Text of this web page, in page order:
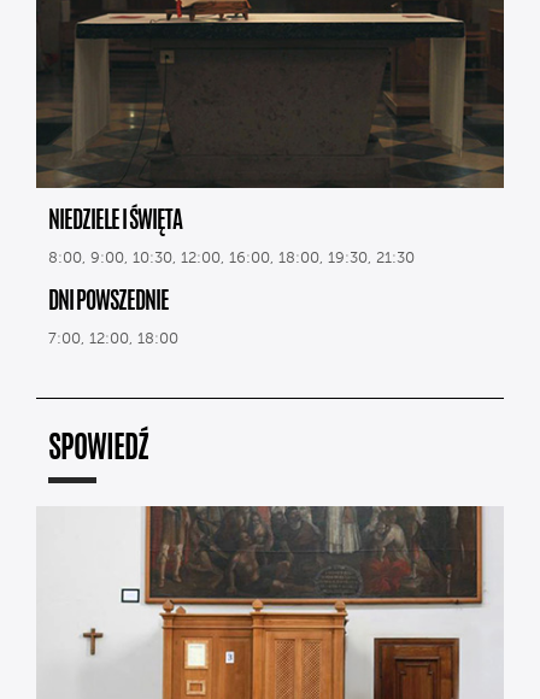
NIEDZIELE I ŚWIĘTA
8:00, 9:00, 10:30, 12:00, 16:00, 18:00, 19:30, 21:30
DNI POWSZEDNIE
7:00, 12:00, 18:00
SPOWIEDŹ